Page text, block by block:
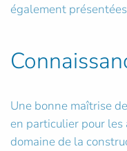
également
Une bonne maîtrise
en particulier pour
domaine de la